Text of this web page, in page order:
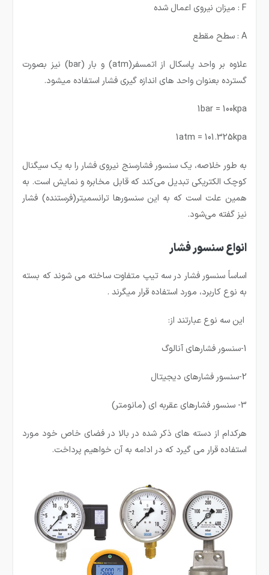
F : میزان نیروی اعمال شده
A : سطح مقطع
علاوه بر واحد پاسکال از اتمسفر(atm) و بار (bar) نیز بصورت
گسترده بعنوان واحد های اندازه گیری فشار استفاده میشود.
1bar = 100kpa
1atm = 101.325kpa
به طور خلاصه، یک سنسور فشارسنج نیروی فشار را به یک سیگنال
کوچک الکتریکی تبدیل می‌کند که قابل مخابره و نمایش است. به
همین علت است که به این سنسورها ترانسمیتر(فرستنده) فشار
نیز گفته می‌شود.
انواع سنسور فشار
اساساً سنسور فشار در سه تیپ متفاوت ساخته می شوند که بسته
به نوع کاربرد، مورد استفاده قرار میگرند .
این سه نوع عبارتند از:
1-سنسور فشارهای آنالوگ
2-سنسور فشارهای دیجیتال
3- سنسور فشارهای عقربه ای (مانومتر)
هرکدام از دسته های ذکر شده در بالا در فضای خاص خود مورد
استفاده قرار می گیرد که در ادامه به آن خواهیم پرداخت.